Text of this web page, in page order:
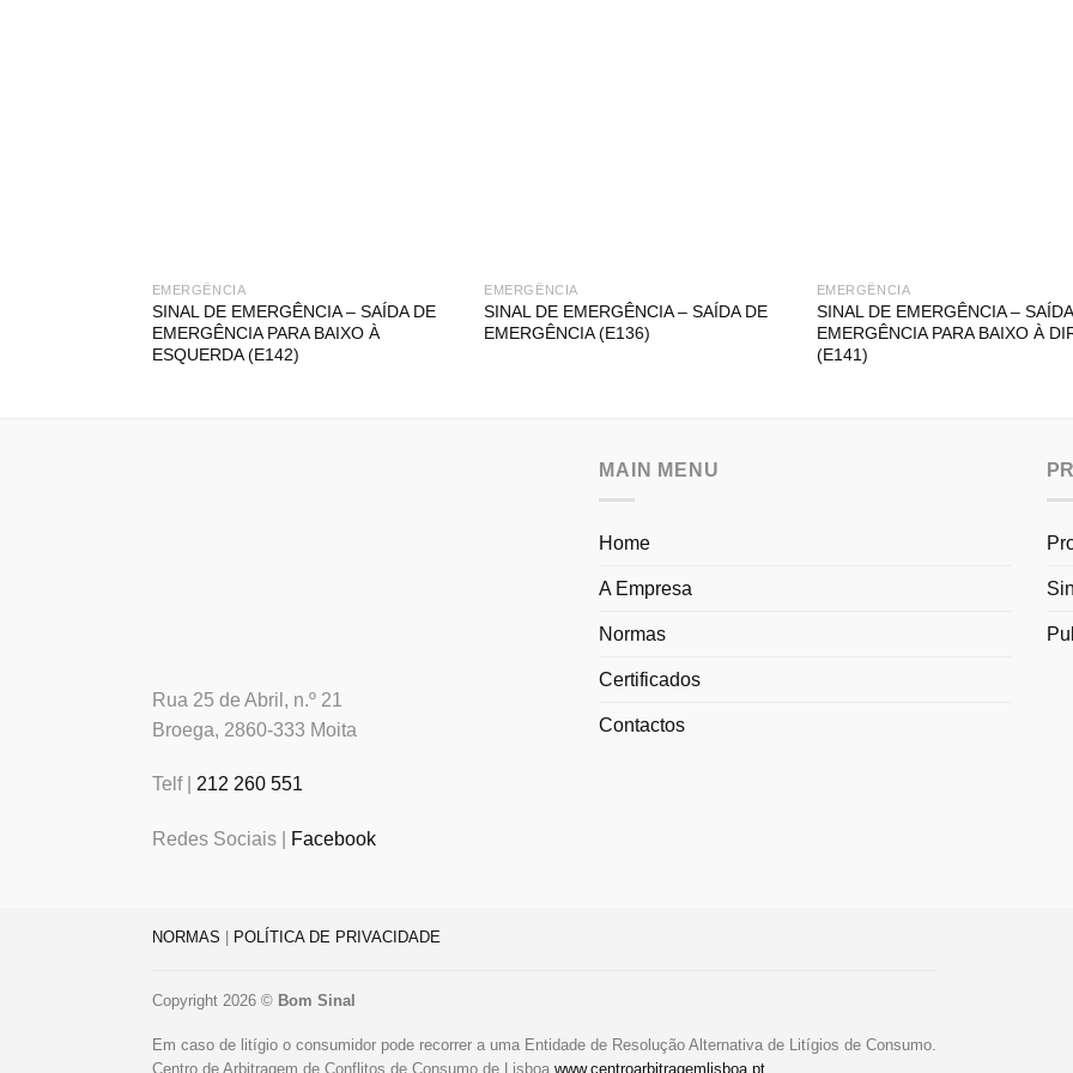
EMERGÊNCIA
SINAL DE EMERGÊNCIA – SAÍDA DE
EMERGÊNCIA PARA BAIXO À
ESQUERDA (E142)
EMERGÊNCIA
SINAL DE EMERGÊNCIA – SAÍDA DE
EMERGÊNCIA (E136)
EMERGÊNCIA
SINAL DE EMERGÊNCIA –
EMERGÊNCIA PARA BAIXO À
(E141)
Rua 25 de Abril, n.º 21
Broega, 2860-333 Moita
Telf | 212 260 551
Redes Sociais | Facebook
MAIN MENU
Home
A Empresa
Normas
Certificados
Contactos
NORMAS POLÍTICA DE PRIVACIDADE
Copyright 2026 © Bom Sinal
Em caso de litígio o consumidor pode recorrer a uma Entidade de Resolução Alternativa de Litígios de Consumo.
Centro de Arbitragem de Conflitos de Consumo de Lisboa www.centroarbitragemlisboa.pt